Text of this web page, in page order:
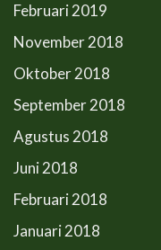
Februari 2019
November 2018
Oktober 2018
September 2018
Agustus 2018
Juni 2018
Februari 2018
Januari 2018